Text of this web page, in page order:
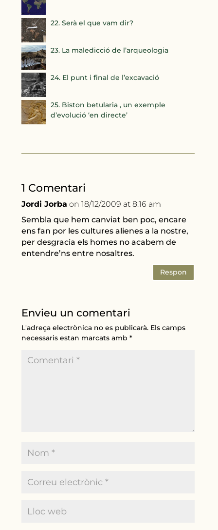
22. Serà el que vam dir?
23. La maledicció de l’arqueologia
24. El punt i final de l’excavació
25. Biston betularia , un exemple
d’evolució ‘en directe’
1 Comentari
Jordi Jorba on 18/12/2009 at 8:16 am
Sembla que hem canviat ben poc, encare
ens fan por les cultures alienes a la nostre,
per desgracia els homes no acabem de
entendre’ns entre nosaltres.
Respon
Envieu un comentari
L'adreça electrònica no es publicarà. Els camps
necessaris estan marcats amb*